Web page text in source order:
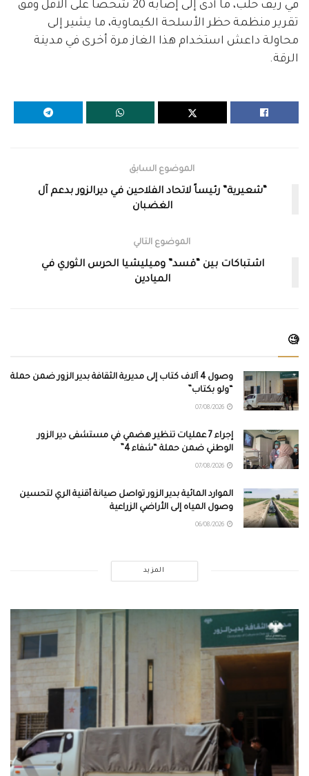
في ريف حلب، ما أدى إلى إصابة 20 شخصاً على الأقل وفق
تقرير منظمة حظر الأسلحة الكيماوية، ما يشير إلى
محاولة داعش استخدام هذا الغاز مرة أخرى في مدينة
الرقة.
الموضوع السابق
“شعيرية” رئيساً لاتحاد الفلاحين في ديرالزور بدعم آل
الغضبان
الموضوع التالي
اشتباكات بين “قسد” وميليشيا الحرس الثوري في
الميادين
🧐
وصول 4 آلاف كتاب إلى مديرية الثقافة بدير الزور ضمن حملة
“ولو بكتاب”
إجراء 7 عمليات تنظير هضمي في مستشفى دير الزور
الوطني ضمن حملة “شفاء 4”
الموارد المائية بدير الزور تواصل صيانة أقنية الري لتحسين
وصول المياه إلى الأراضي الزراعية
المزيد